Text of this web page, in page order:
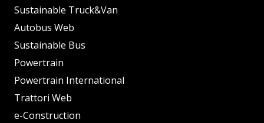
Sustainable Truck&Van
Autobus Web
Sustainable Bus
Powertrain
Powertrain International
Trattori Web
e-Construction